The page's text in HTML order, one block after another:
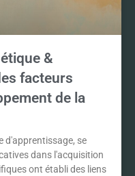
&
facteurs
de la
d'apprentissage, se
dans l'acquisition
ont établi des liens